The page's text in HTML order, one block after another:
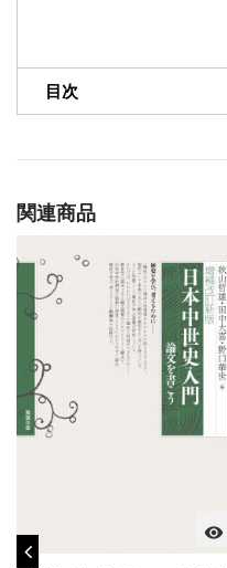
目次
関連商品
visibility